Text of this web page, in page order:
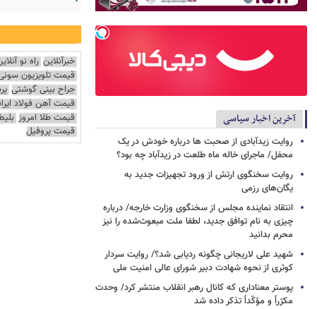
آخرین اخبار سیاسی
روایت زیدآبادی از صحبت ها درباره خودش در یک
محفل/ ماجرای خاله ماه طلعت در زیدآباد چه بود؟
روایت سخنگوی ارتش از ورود تجهیزات جدید به
یگان‌های رزمی
انتقاد نماینده مجلس از سخنگوی وزارت خارجه/ درباره
چیزی به نام توافق جدید، لطفا ملت مبعوث‌شده را نیز
محرم بدانید
شهید علی لاریجانی چگونه ردیابی شد؟/ روایت سردار
کوثری از نحوه شهادت دبیر شورای عالی امنیت ملی
پوستر معناداری که کانال رهبر انقلاب منتشر کرد/ وحدت
مکرّراً و مؤکّداً تذکر داده شد
خبرآنلاین راه نو
قیمت تلویزیون
جراح بینی گوشتی
قیمت آهن فولاد
قیمت طلا امروز
قیمت پروفیل